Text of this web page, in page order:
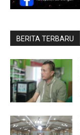
BERITA TERBARU